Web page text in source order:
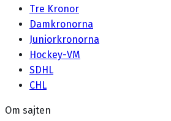
Tre Kronor
Damkronorna
Juniorkronorna
Hockey-VM
SDHL
CHL
Om sajten